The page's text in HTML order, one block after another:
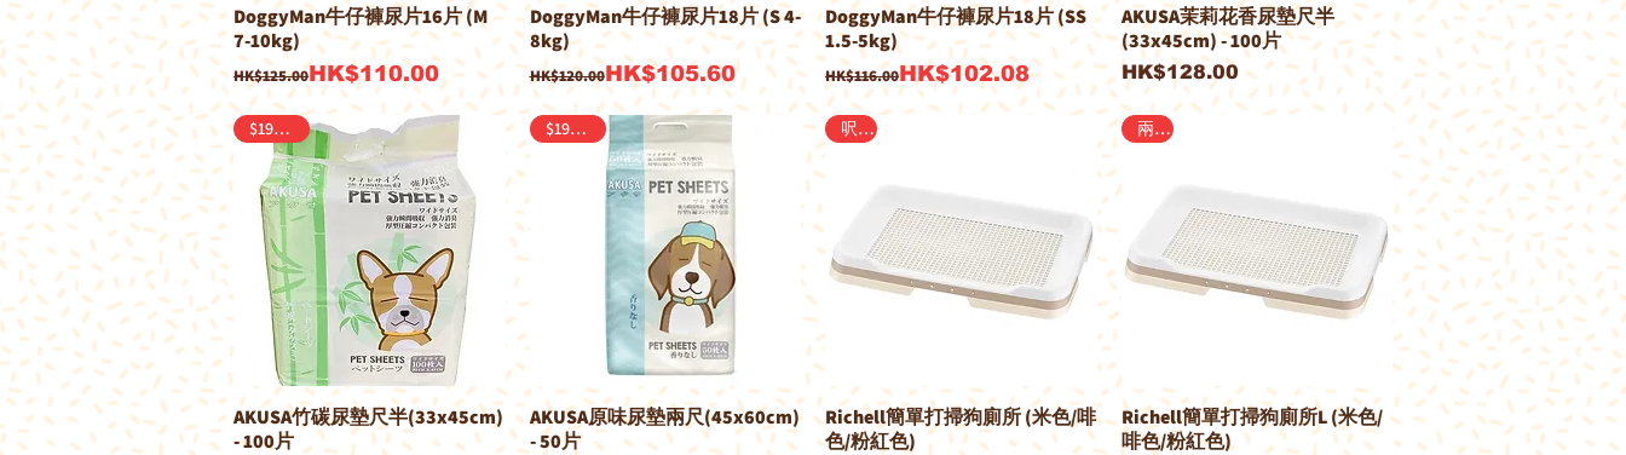
DoggyMan牛仔褲尿片16片 (M
7-10kg)
一般價格
HK$125.00
促銷價格HK$110.00
DoggyMan牛仔褲尿片18片 (S 4-
8kg)
一般價格
HK$120.00
促銷價格HK$105.60
DoggyMan牛仔褲尿片18片 (SS
1.5-5kg)
一般價格
HK$116.00
促銷價格HK$102.08
AKUSA茉莉花香尿墊尺半
(33x45cm) - 100片
價格
HK$128.00
$190/2包
AKUSA竹碳尿墊尺半(33x45cm)
- 100片
$190/2包
AKUSA原味尿墊兩尺(45x60cm)
- 50片
呎半
Richell簡單打掃狗廁所 (米色/啡
色/粉紅色)
兩呎
Richell簡單打掃狗廁所L (米色/
啡色/粉紅色)